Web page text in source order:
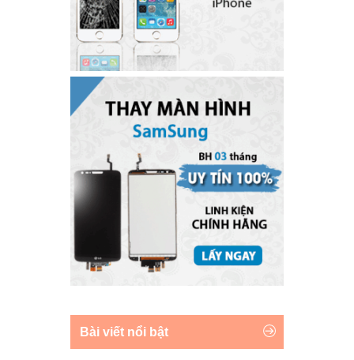
Bài viết nổi bật